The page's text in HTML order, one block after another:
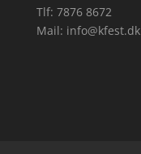
Tlf: 7876 8672
Mail: info@kfest.dk